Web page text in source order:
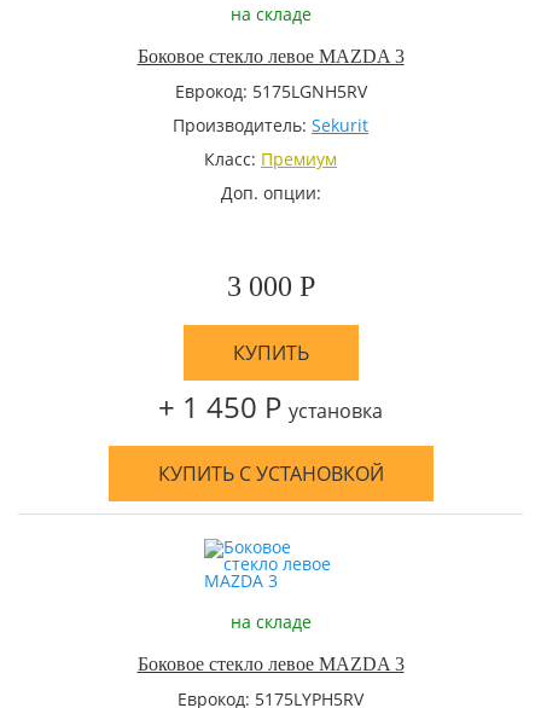
на складе
Боковое стекло левое MAZDA 3
Еврокод: 5175LGNH5RV
Производитель: Sekurit
Класс: Премиум
Доп. опции:
3 000 Р
КУПИТЬ
+ 1 450 Р установка
КУПИТЬ С УСТАНОВКОЙ
на складе
Боковое стекло левое MAZDA 3
Еврокод: 5175LYPH5RV